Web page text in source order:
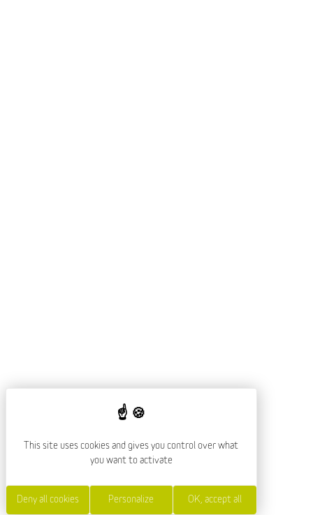
This site uses cookies and gives you control over what
you want to activate
OK, accept all
Deny all cookies Personalize